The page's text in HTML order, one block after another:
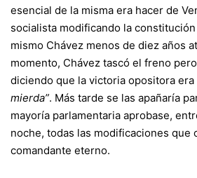
esencial de la misma era hacer de
socialista modificando la
mismo Chávez menos de diez años
momento, Chávez tascó el freno
diciendo que la victoria opositora era
mierda”. Más tarde se las apañaría
mayoría parlamentaria aprobase,
noche, todas las modificaciones que
comandante eterno.